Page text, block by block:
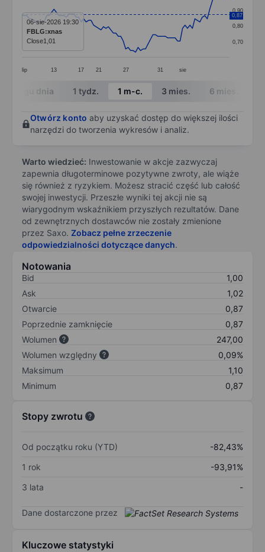
Line chart with 85 data points.
The chart has 1 X axis displaying categories.
The chart has 1 Y axis displaying values. Data
lip 13 17 21 27 31 sie
0,70
0,80
0,90
0,87
06-sie-2026 19:30
FBLG:xnas
Close1,01
End of interactive chart.
W ciągu dnia 1 tydz. 1 m-c. 3 mies. 6 mies.
Otwórz konto aby uzyskać dostęp do większej ilości
narzędzi do tworzenia wykresów i analiz.
Warto wiedzieć: Inwestowanie w akcje zazwyczaj
zapewnia długoterminowe pozytywne zwroty, ale wiąże
się również z ryzykiem. Możesz stracić część lub całość
swojej inwestycji. Przeszłe wyniki tej akcji nie są
wiarygodnym wskaźnikiem przyszłych rezultatów. Dane
od zewnętrznych dostawców nie zostały zmienione
przez Saxo. Zobacz pełne zrzeczenie
odpowiedzialności dotyczące danych.
Notowania
Bid
1,00
Ask
1,02
Otwarcie
0,87
Poprzednie zamknięcie
0,87
Wolumen
247,00
Wolumen względny
0,09%
Maksimum
1,10
Minimum
0,87
Stopy zwrotu
Od początku roku (YTD)
-82,43%
1 rok
-93,91%
3 lata
-
Dane dostarczone przez
Kluczowe statystyki